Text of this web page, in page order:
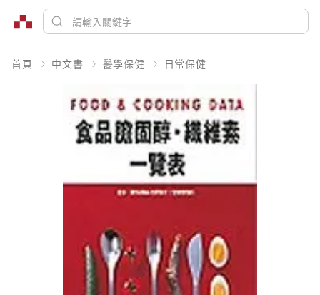
首頁 中文書 醫學保健 日常保健